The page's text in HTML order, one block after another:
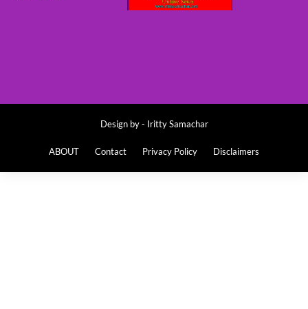
Design by - Iritty Samachar
ABOUT Contact Privacy Policy Disclaimers